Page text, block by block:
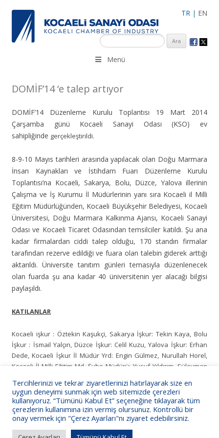
TR | EN
KSO 3500’ü aşkın sanayi kuruluşuna uzman çalışanları ile İzmit
Merkez, Çayırova, Dilovası, Gebze ve İMES OSB’deki ofisleri ile
Menü
DOMİF’14 ‘e talep artıyor
DOMİF’14 Düzenleme Kurulu Toplantısı 19 Mart 2014
Çarşamba günü Kocaeli Sanayi Odası (KSO) ev
sahipliğinde gerçekleştirildi.
8-9-10 Mayıs tarihleri arasında yapılacak olan Doğu Marmara
İnsan Kaynakları ve İstihdam Fuarı Düzenleme Kurulu
Toplantısı’na Kocaeli, Sakarya, Bolu, Düzce, Yalova illerinin
Çalışma ve İş Kurumu İl Müdürlerinin yanı sıra Kocaeli il Milli
Eğitim Müdürlüğünden, Kocaeli Büyükşehir Belediyesi, Kocaeli
Üniversitesi, Doğu Marmara Kalkınma Ajansı, Kocaeli Sanayi
Odası ve Kocaeli Ticaret Odasından temsilciler katıldı. Şu ana
kadar firmalardan ciddi talep olduğu, 170 standın firmalar
tarafından rezerve edildiği ve fuara olan talebin giderek arttığı
aktarıldı. Üniversite tanıtım günleri temasıyla düzenlenecek
olan fuarda şu ana kadar 40 üniversitenin yer alacağı bilgisi
paylaşıldı.
KATILANLAR
Kocaeli işkur : Öztekin Kaşukçi, Sakarya İşkur: Tekin Kaya, Bolu
İşkur : İsmail Yalçın, Düzce İşkur: Celil Kuzu, Yalova İşkur: Erhan
Dede, Kocaeli İşkur İl Müdür Yrd: Engin Gülmez, Nurullah Horel,
Kocaeli İl Milli Eğitim Md. Şube Müdürü: Yusuf Yıldırım, Süleyman
Kocaeli Üniversitesi Öğretim Üyesi: Armağan Arıcı, Doğu Marmara
Kalkınma Ajansı Koordinatör: Ahmet Yazıcı, Kocaeli Sanayi Odası:
Aydın Kılınç, Kocaeli Ticaret Odası : Özlem Taşkır.
Tercihlerinizi ve tekrar ziyaretlerinizi hatırlayarak size en
uygun deneyimi sunmak için web sitemizde çerezleri
kullanıyoruz. “Tümünü Kabul Et” seçeneğine tıklayarak tüm
çerezlerin kullanımına izin vermiş olursunuz. Kontrollü bir
onay vermek için "Çerez Ayarları"nı ziyaret edebilirsiniz.